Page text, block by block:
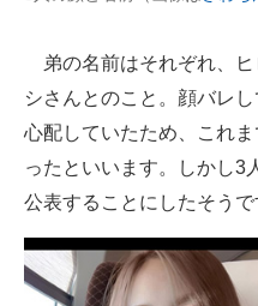
弟の名前はそれぞれ、ヒ
シさんとのこと。顔バレ
心配していたため、これ
ったといいます。しかし3
公表することにしたそうで